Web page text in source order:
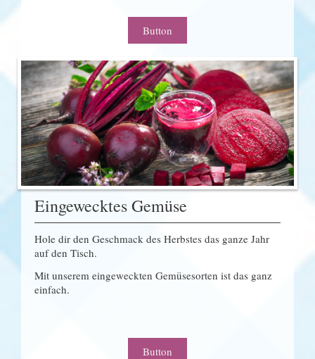
Button
Eingewecktes Gemüse
Hole dir den Geschmack des Herbstes das ganze Jahr
auf den Tisch.
Mit unserem eingeweckten Gemüsesorten ist das ganz
einfach.
Button